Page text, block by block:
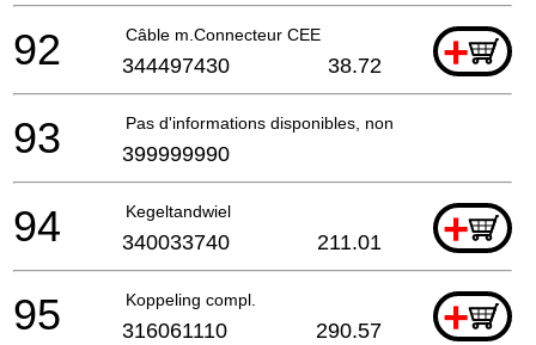
Câble m.Connecteur CEE +
92 344497430 38.72
Pas d'informations disponibles, non commandable
93 399999990
Kegeltandwiel +
94 340033740 211.01
Koppeling compl. +
95 316061110 290.57